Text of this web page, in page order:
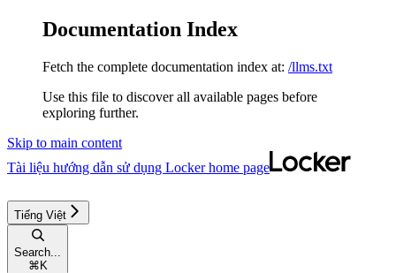
Documentation Index
Fetch the complete documentation index at: /llms.txt
Use this file to discover all available pages before
exploring further.
Skip to main content
Tài liệu hướng dẫn sử dụng Lockerhome page
Tiếng Việt
Search...
⌘ K